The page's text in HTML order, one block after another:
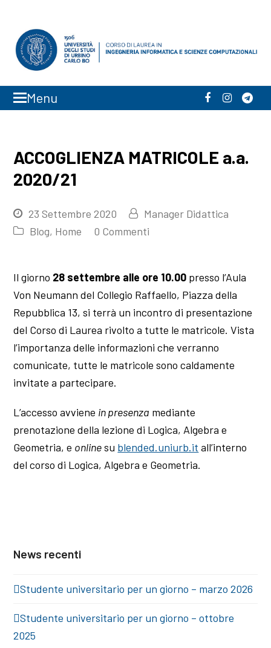
Facebook
Menu
ACCOGLIENZA MATRICOLE a.a.
2020/21
23 Settembre 2020
Manager Didattica
Blog, Home 0 Commenti
Il giorno 28 settembre alle ore 10.00 presso l’Aula
Von Neumann del Collegio Raffaello, Piazza della
Repubblica 13, si terrà un incontro di presentazione
del Corso di Laurea rivolto a tutte le matricole. Vista
l’importanza delle informazioni che verranno
comunicate, tutte le matricole sono caldamente
invitate a partecipare.
L’accesso avviene in presenza mediante
prenotazione della lezione di Logica, Algebra e
Geometria, e onlinesu blended.uniurb.it all’interno
del corso di Logica, Algebra e Geometria.
News recenti
Studente universitario per un giorno – marzo 2026
Studente universitario per un giorno – ottobre
2025